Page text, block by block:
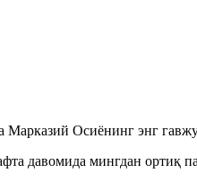
Осиёнинг энг
давомида мингдан